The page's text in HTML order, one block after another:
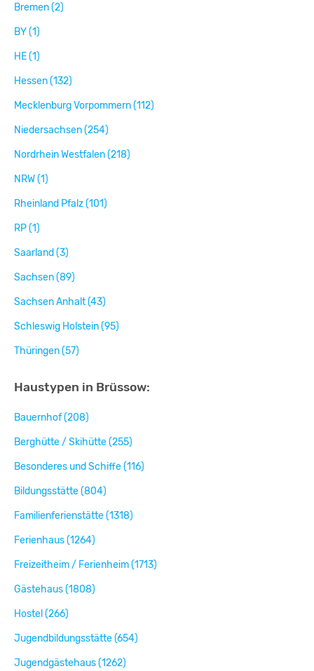
Bremen (2)
BY (1)
HE (1)
Hessen (132)
Mecklenburg Vorpommern (112)
Niedersachsen (254)
Nordrhein Westfalen (218)
NRW (1)
Rheinland Pfalz (101)
RP (1)
Saarland (3)
Sachsen (89)
Sachsen Anhalt (43)
Schleswig Holstein (95)
Thüringen (57)
Haustypen in Brüssow:
Bauernhof (208)
Berghütte / Skihütte (255)
Besonderes und Schiffe (116)
Bildungsstätte (804)
Familienferienstätte (1318)
Ferienhaus (1264)
Freizeitheim / Ferienheim (1713)
Gästehaus (1808)
Hostel (266)
Jugendbildungsstätte (654)
Jugendgästehaus (1262)